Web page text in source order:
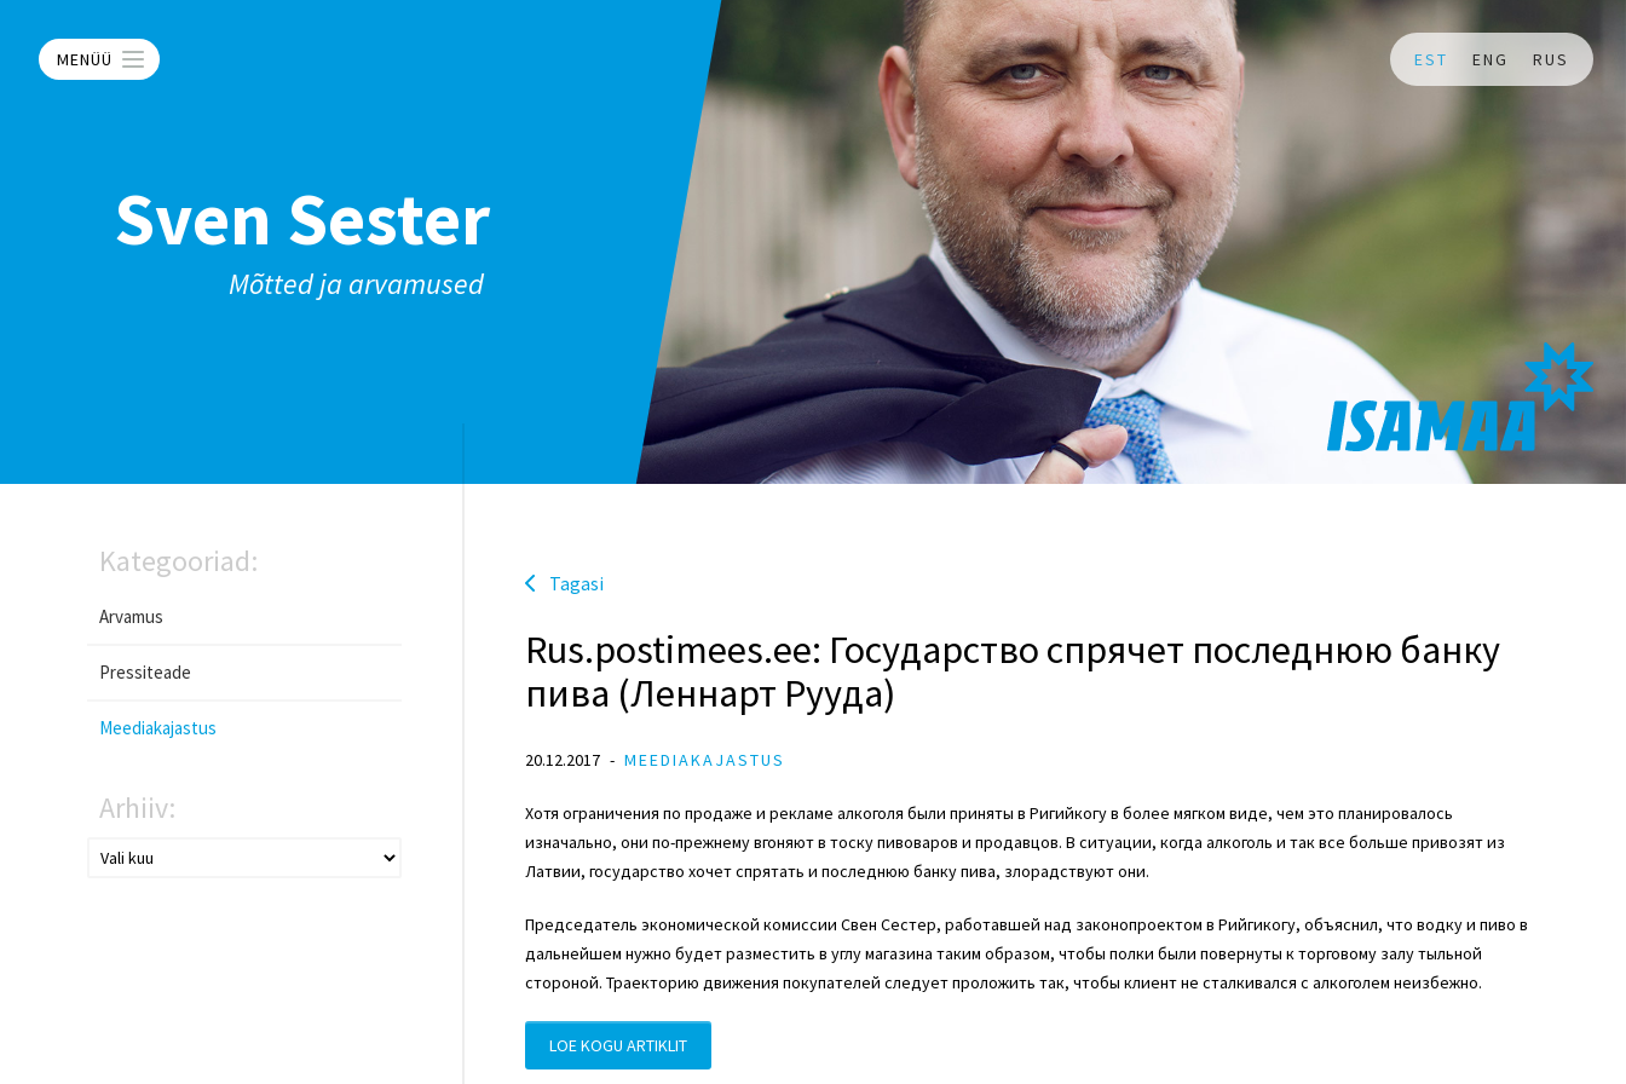
MENÜÜ EST ENG RUS
Sven Sester
Mõtted ja arvamused
Kategooriad:
Arvamus
Pressiteade
Meediakajastus
Arhiiv:
Tagasi
Rus.postimees.ee: Государство спрячет последнюю банку
пива (Леннарт Рууда)
20.12.2017 MEEDIAKAJASTUS
Хотя ограничения по продаже и рекламе алкоголя были приняты в Ригийкогу в более мягком виде, чем это планировалось
изначально, они по-прежнему вгоняют в тоску пивоваров и продавцов. В ситуации, когда алкоголь и так все больше привозят из
Латвии, государство хочет спрятать и последнюю банку пива, злорадствуют они.
Председатель экономической комиссии Свен Сестер, работавшей над законопроектом в Рийгикогу, объяснил, что водку и пиво в
дальнейшем нужно будет разместить в углу магазина таким образом, чтобы полки были повернуты к торговому залу тыльной
стороной. Траекторию движения покупателей следует проложить так, чтобы клиент не сталкивался с алкоголем неизбежно.
LOE KOGU ARTIKLIT